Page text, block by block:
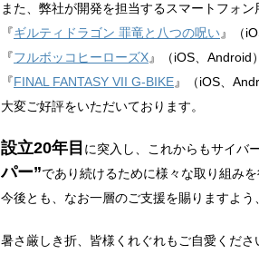
また、弊社が開発を担当するスマートフォン
『ギルティドラゴン 罪竜と八つの呪い』（
『フルボッコヒーローズX』（iOS、Android
『FINAL FANTASY VII G-BIKE』（iOS、
大変ご好評をいただいております。
設立20年目 に突入し、これからもサイバ
パー”であり続けるために様々な取り組みを
今後とも、なお一層のご支援を賜りますよう
暑さ厳しき折、皆様くれぐれもご自愛くださ